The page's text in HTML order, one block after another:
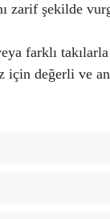
zarif şekilde
farklı
için değerli ve